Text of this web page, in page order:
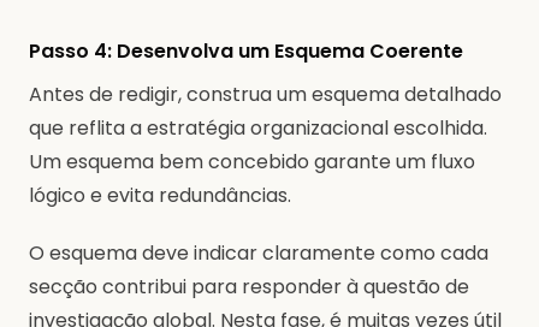
Passo 4: Desenvolva um Esquema Coerente
Antes de redigir, construa um esquema detalhado
que reflita a estratégia organizacional escolhida.
Um esquema bem concebido garante um fluxo
lógico e evita redundâncias.
O esquema deve indicar claramente como cada
secção contribui para responder à questão de
investigação global. Nesta fase, é muitas vezes útil